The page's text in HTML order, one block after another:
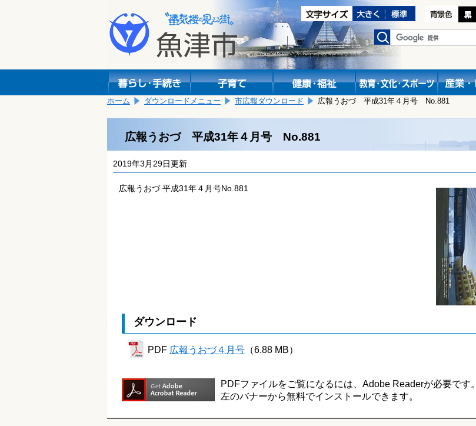
し
ホーム ダウンロードメニュー 市広報ダウンロード 広報うおづ 平成31年４月号 No.881
広報うおづ 平成31年４月号 No.881
2019年3月29日更新
広報うおづ 平成31年４月号No.881
ダウンロード
PDF 広報うおづ４月号 （6.88 MB）
PDFファイルをご覧になるには、Adobe Readerが必要です。
左のバナーから無料でインストールできます。